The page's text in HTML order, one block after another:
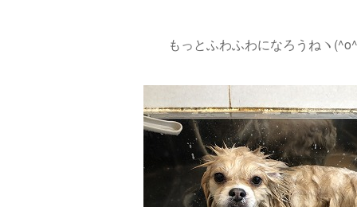
もっとふわふわになろうねヽ